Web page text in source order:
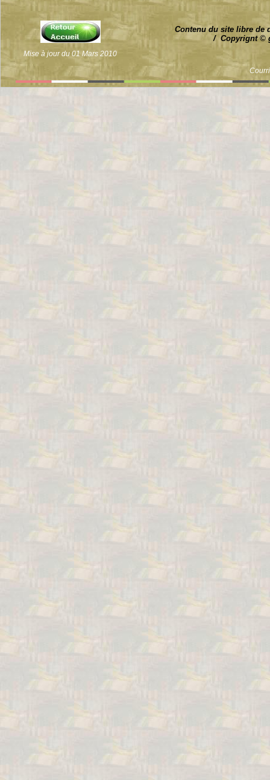
Mise à jour du 01 Mars 2010
Contenu du site libre de
/ Copyrignt ©